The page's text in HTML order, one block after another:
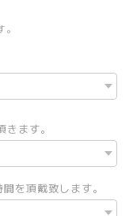
ます。
を頂戴致します。